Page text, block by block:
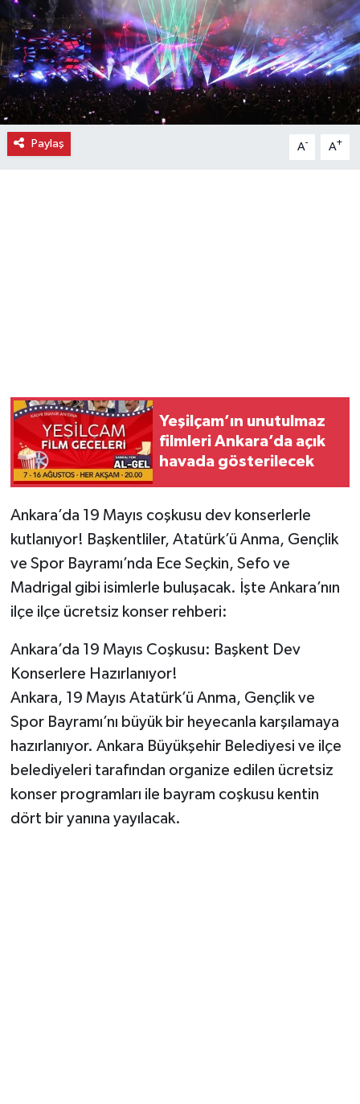
Paylaş A- A+
Yeşilçam’ın unutulmaz
filmleri Ankara’da açık
havada gösterilecek
Ankara’da 19 Mayıs coşkusu dev konserlerle
kutlanıyor! Başkentliler, Atatürk’ü Anma, Gençlik
ve Spor Bayramı’nda Ece Seçkin, Sefo ve
Madrigal gibi isimlerle buluşacak. İşte Ankara’nın
ilçe ilçe ücretsiz konser rehberi:
Ankara’da 19 Mayıs Coşkusu: Başkent Dev
Konserlere Hazırlanıyor!
Ankara, 19 Mayıs Atatürk’ü Anma, Gençlik ve
Spor Bayramı’nı büyük bir heyecanla karşılamaya
hazırlanıyor. Ankara Büyükşehir Belediyesi ve ilçe
belediyeleri tarafından organize edilen ücretsiz
konser programları ile bayram coşkusu kentin
dört bir yanına yayılacak.
Haber
İlçe Haberleri
Keşfet
Kültür & Sanat
Sokak Hayvanlarını Sahiplendirme
Sonsöz Özel
Spor
Vasıta
Yaşam